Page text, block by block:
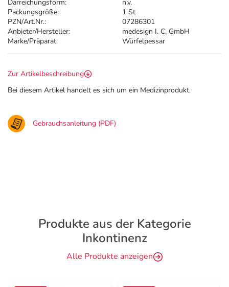
Darreichungsform:
n.v.
Packungsgröße:
1 St
PZN/Art.Nr.:
07286301
Anbieter/Hersteller:
medesign I. C. GmbH
Marke/Präparat:
Würfelpessar
Zur Artikelbeschreibung
Bei diesem Artikel handelt es sich um ein Medizinprodukt.
Gebrauchsanleitung (PDF)
Produkte aus der Kategorie
Inkontinenz
Alle Produkte anzeigen